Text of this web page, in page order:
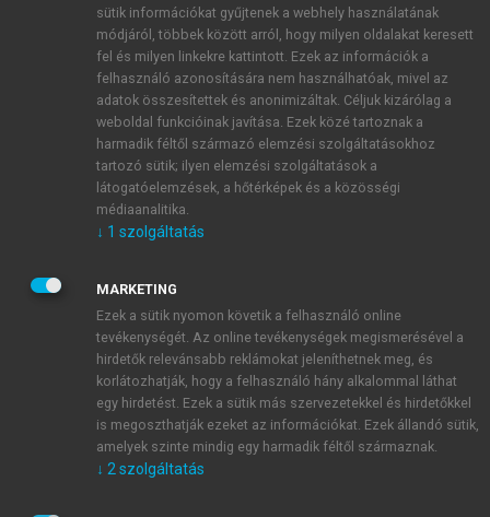
ÚJ FIÓK LÉTREHOZÁSA
1 óra díjmentes hozzáférés
E-MAIL-CÍM
JELSZÓ
JELSZÓ ÚJRA
Kérek értesítést a MeRSZ újdonságairól, akcióiról.
Kérek értesítést az Akadémiai Kiadó Zrt. újdonságairól,
sütik információkat gyűjtenek a webhely használatának
módjáról, többek között arról, hogy milyen oldalakat keresett
fel és milyen linkekre kattintott. Ezek az információk a
felhasználó azonosítására nem használhatóak, mivel az
adatok összesítettek és anonimizáltak. Céljuk kizárólag a
weboldal funkcióinak javítása. Ezek közé tartoznak a
harmadik féltől származó elemzési szolgáltatásokhoz
tartozó sütik; ilyen elemzési szolgáltatások a
látogatóelemzések, a hőtérképek és a közösségi
médiaanalitika.
↓ 1 szolgáltatás
MARKETING
Ezek a sütik nyomon követik a felhasználó online
tevékenységét. Az online tevékenységek megismerésével a
hirdetők relevánsabb reklámokat jeleníthetnek meg, és
korlátozhatják, hogy a felhasználó hány alkalommal láthat
egy hirdetést. Ezek a sütik más szervezetekkel és hirdetőkkel
is megoszthatják ezeket az információkat. Ezek állandó sütik,
amelyek szinte mindig egy harmadik féltől származnak.
↓ 2 szolgáltatás